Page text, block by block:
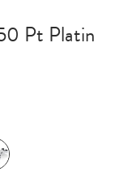
Pt Platin